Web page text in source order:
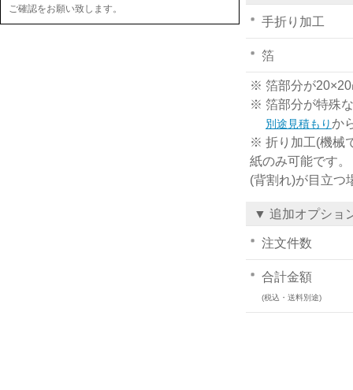
ご確認をお願い致します。
手折り加工
箔
※ 箔部分が20×20
※ 箔部分が特殊
別途見積もりか
※ 折り加工(機械
紙のみ可能です
(背割れ)が目立つ
▼ 追加オプショ
注文件数
合計金額
(税込・送料別途)